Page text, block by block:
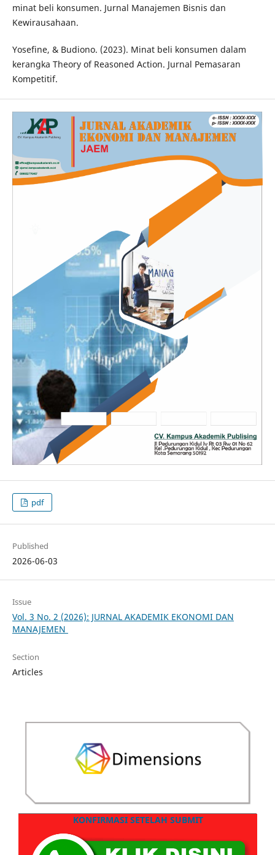
minat beli konsumen. Jurnal Manajemen Bisnis dan
Kewirausahaan.
Yosefine, & Budiono. (2023). Minat beli konsumen dalam
kerangka Theory of Reasoned Action. Jurnal Pemasaran
Kompetitif.
pdf
Published
2026-06-03
Issue
Vol. 3 No. 2 (2026): JURNAL AKADEMIK EKONOMI DAN
MANAJEMEN
Section
Articles
KONFIRMASI SETELAH SUBMIT